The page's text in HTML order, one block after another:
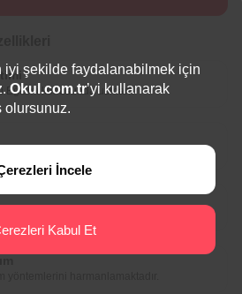
Eğitimi konusunda uzman.
iyi şekilde faydalanabilmek için
Okul.com.tr’yi kullanarak
olursunuz.
İncele
Kabul Et